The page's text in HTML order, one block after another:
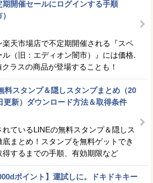
期開催セールにログインする手順
楽天市場店で不定期開催される『スペ
ル（旧：エディオン闇市）』には価格.
ラスの商品が登場することも！
料スタンプ＆隠しスタンプまとめ（20
更新）ダウンロード方法＆取得条件
れているLINEの無料スタンプ＆隠しス
底まとめ！スタンプを無料ゲットでき
得するまでの手順、有効期限など
ポイント】運試しに。ドキドキキー